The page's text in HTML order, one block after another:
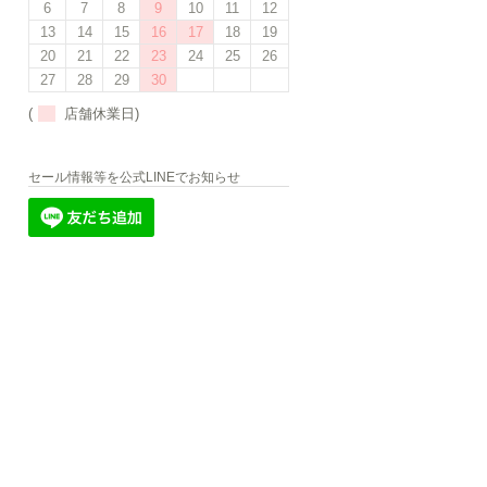
6 7 8 9 10 11
12
13
14 15 16 17 18
19
20
21 22 23 24 25
26
27
28 29 30
( 店舗休業日)
セール情報等を公式LINEでお知らせ